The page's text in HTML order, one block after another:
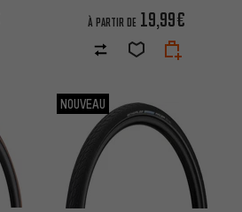
À PARTIR DE 19,99€
NOUVEAU